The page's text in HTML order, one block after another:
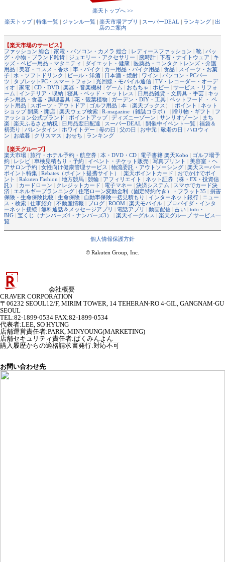
楽天トップへ >>
楽天トップ| 特集一覧 | ジャンル一覧 | 楽天市場アプリ | スーパーDEAL | ランキング | 出
店のご案内
【楽天市場のサービス】
ファッション 総合 | 家電・パソコン・カメラ 総合 | レディースファッション | 靴 | バッ
グ・小物・ブランド雑貨 | ジュエリー・アクセサリー | 腕時計 | 下着・ナイトウェア | キ
ッズ・ベビー用品・マタニティ | ダイエット・健康 | 医薬品・コンタクトレンズ・介護
用品 | 美容・コスメ・香水 | 車・バイク | カー用品・バイク用品 | 食品 | スイーツ・お菓
子 | 水・ソフトドリンク | ビール・洋酒 | 日本酒・焼酎 | ワイン | パソコン・PCパー
ツ | タブレットPC・スマートフォン | 光回線・モバイル通信 | TV・レコーダー・オーデ
ィオ | 家電 | CD・DVD | 楽器・音楽機材 | ゲーム | おもちゃ | ホビー | サービス・リフォ
ーム | インテリア・収納 | 寝具・ベッド・マットレス | 日用品雑貨・文房具・手芸 | キッ
チン用品・食器・調理器具 | 花・観葉植物 | ガーデン・DIY・工具 | ペットフード ・ ペ
ット用品 | スポーツ・アウトドア | ゴルフ用品 | 本 （楽天ブックス ） | ポイント | ネット
ショップ 開業・開店 | 楽天ウェブ検索 | R-magazine（雑誌コラボ） | 贈り物・ギフト | フ
ァッション公式ブランド | ポイントアップ| ディズニーゾーン | サンリオゾーン | まち
楽 | 楽天ふるさと納税 | 日用品翌日配達 | スーパーDEAL | 開催中イベント一覧 | 福袋＆
初売り | バレンタイン | ホワイトデー | 母の日 | 父の日 | お中元 | 敬老の日 | ハロウィ
ン | お歳暮 | クリスマス | おせち | ランキング
【楽天グループ】
楽天市場 | 旅行・ホテル予約・航空券 | 本・DVD・CD | 電子書籍 楽天Kobo | ゴルフ場予
約 | レシピ | 車検見積もり・予約 | イベント・チケット販売 | 写真プリント | 美容室・ヘ
アサロン予約 | 女性向け健康管理サービス | 物流委託・アウトソーシング | 楽天スーパー
ポイント特集 | Rebates（ポイント提携サイト） | 楽天ポイントカード | おでかけでポイ
ント | Rakuten Fashion | 地方競馬 | 競輪 | アフィリエイト | ネット証券（株・FX・投資信
託）
| カードローン | クレジットカード | 電子マネー | 決済システム | スマホでカード決
済 | エネルギープランニング | 住宅ローン変動金利（固定特約付き）・フラット35 | 損害
保険・生命保険比較 | 生命保険 | 自動車保険一括見積もり | インターネット銀行 | ニュー
ス・検索 | 仕事紹介 | 不動産情報 | ブログ | ROOM | 楽天モバイル | プロバイダ・インタ
ーネット接続 | 無料通話＆メッセージアプリ | 電話アプリ | 動画配信 | 占い | toto・
BIG | 宝くじ（ナンバーズ4・ナンバーズ3） | 楽天イーグルス | 楽天グループ サービス一
覧
個人情報保護方針
© Rakuten Group, Inc.
会社概要
CRAVER CORPORATION
〒06232 SEOUL12/F, MIRIM TOWER, 14 TEHERAN-RO 4-GIL, GANGNAM-GU
SEOUL
TEL:82-1899-0534 FAX:82-1899-0534
代表者:LEE, SO HYUNG
店舗運営責任者:PARK, MINYOUNG(MARKETING)
店舗セキュリティ責任者:ぱくみんよん
購入履歴からの適格請求書発行:対応不可
お問い合わせ先